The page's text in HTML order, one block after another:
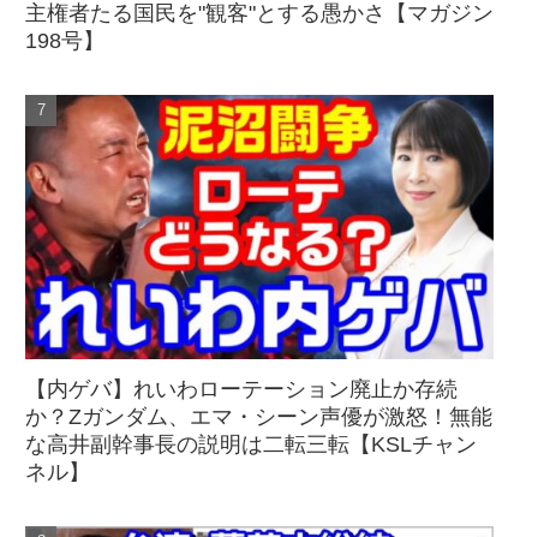
主権者たる国民を"観客"とする愚かさ【マガジン
198号】
【内ゲバ】れいわローテーション廃止か存続
か？Zガンダム、エマ・シーン声優が激怒！無能
な高井副幹事長の説明は二転三転【KSLチャン
ネル】